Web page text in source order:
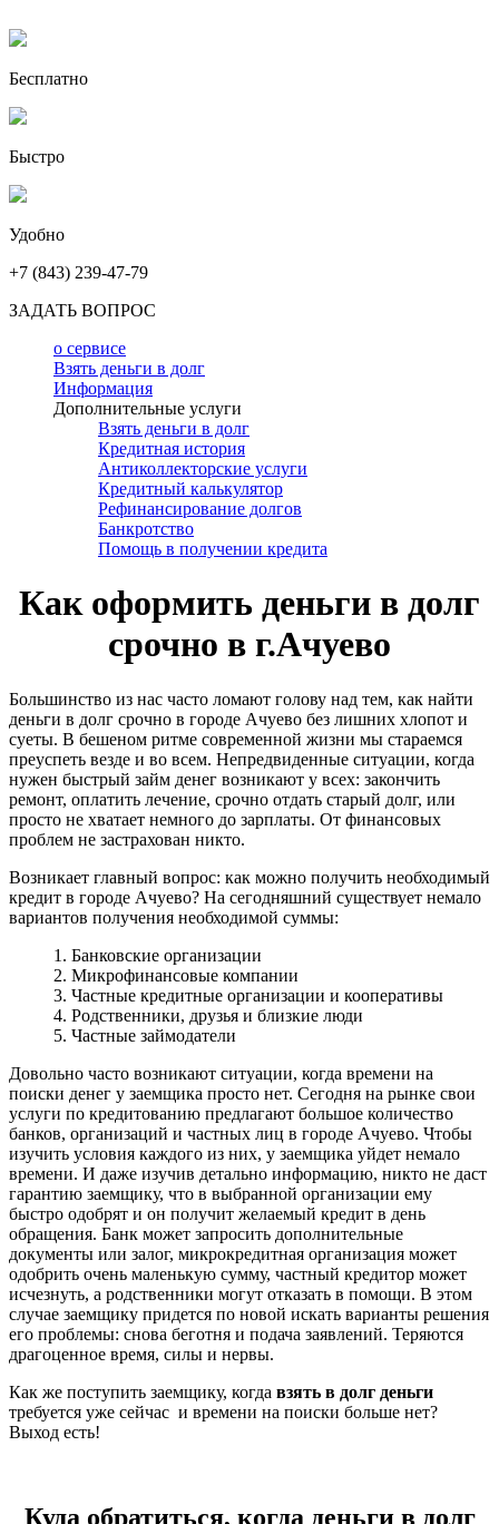
Бесплатно
Быстро
Удобно
+7 (843) 239-47-79
ЗАДАТЬ ВОПРОС
о сервисе
Взять деньги в долг
Информация
Дополнительные услуги
Взять деньги в долг
Кредитная история
Антиколлекторские услуги
Кредитный калькулятор
Рефинансирование долгов
Банкротство
Помощь в получении кредита
Как оформить деньги в долг
срочно в г.Ачуево
Большинство из нас часто ломают голову над тем, как найти
деньги в долг срочно в городе Ачуево без лишних хлопот и
суеты. В бешеном ритме современной жизни мы стараемся
преуспеть везде и во всем. Непредвиденные ситуации, когда
нужен быстрый займ денег возникают у всех: закончить
ремонт, оплатить лечение, срочно отдать старый долг, или
просто не хватает немного до зарплаты. От финансовых
проблем не застрахован никто.
Возникает главный вопрос: как можно получить необходимый
кредит в городе Ачуево? На сегодняшний существует немало
вариантов получения необходимой суммы:
1. Банковские организации
2. Микрофинансовые компании
3. Частные кредитные организации и кооперативы
4. Родственники, друзья и близкие люди
5. Частные займодатели
Довольно часто возникают ситуации, когда времени на
поиски денег у заемщика просто нет. Сегодня на рынке свои
услуги по кредитованию предлагают большое количество
банков, организаций и частных лиц в городе Ачуево. Чтобы
изучить условия каждого из них, у заемщика уйдет немало
времени. И даже изучив детально информацию, никто не даст
гарантию заемщику, что в выбранной организации ему
быстро одобрят и он получит желаемый кредит в день
обращения. Банк может запросить дополнительные
документы или залог, микрокредитная организация может
одобрить очень маленькую сумму, частный кредитор может
исчезнуть, а родственники могут отказать в помощи. В этом
случае заемщику придется по новой искать варианты решения
его проблемы: снова беготня и подача заявлений. Теряются
драгоценное время, силы и нервы.
Как же поступить заемщику, когда взять в долг деньги
требуется уже сейчас и времени на поиски больше нет?
Выход есть!
Куда обратиться, когда деньги в долг